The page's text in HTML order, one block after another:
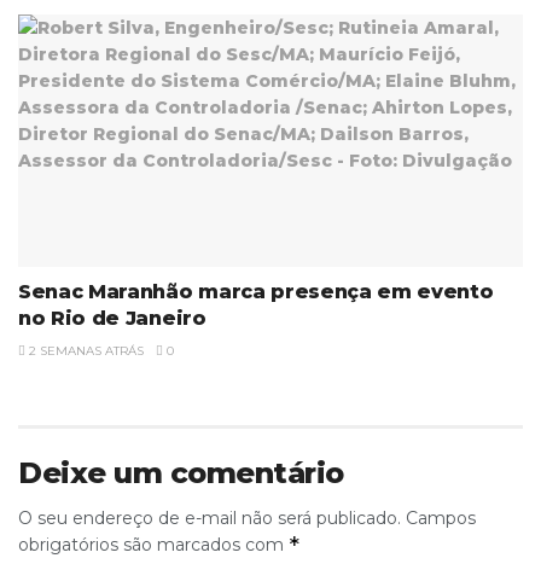
Senac Maranhão marca presença em evento
no Rio de Janeiro
2 SEMANAS ATRÁS 0
Deixe um comentário
O seu endereço de e-mail não será publicado. Campos
obrigatórios são marcados com *